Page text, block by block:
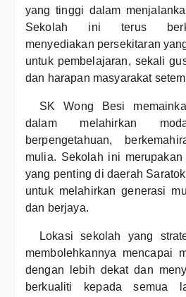
yang tinggi dalam
Sekolah ini terus
menyediakan persekitaran
untuk pembelajaran, sekali
dan harapan masyarakat
SK Wong Besi
dalam melahirkan
berpengetahuan,
mulia. Sekolah ini
yang penting di daerah
untuk melahirkan generasi
dan berjaya.
Lokasi sekolah yang
membolehkannya mencapai
dengan lebih dekat dan
berkualiti kepada semua